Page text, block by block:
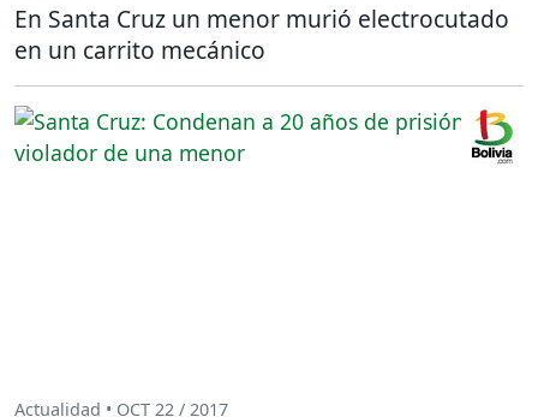
En Santa Cruz un menor murió electrocutado
en un carrito mecánico
Actualidad • OCT 22 / 2017